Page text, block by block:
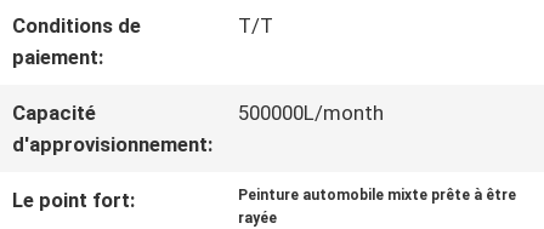
LA
QUALITÉ
Conditions de
paiement:
T/T
Capacité
d'approvisionnement:
500000L/month
Le point fort:
Peinture automobile mixte prête à être
rayée